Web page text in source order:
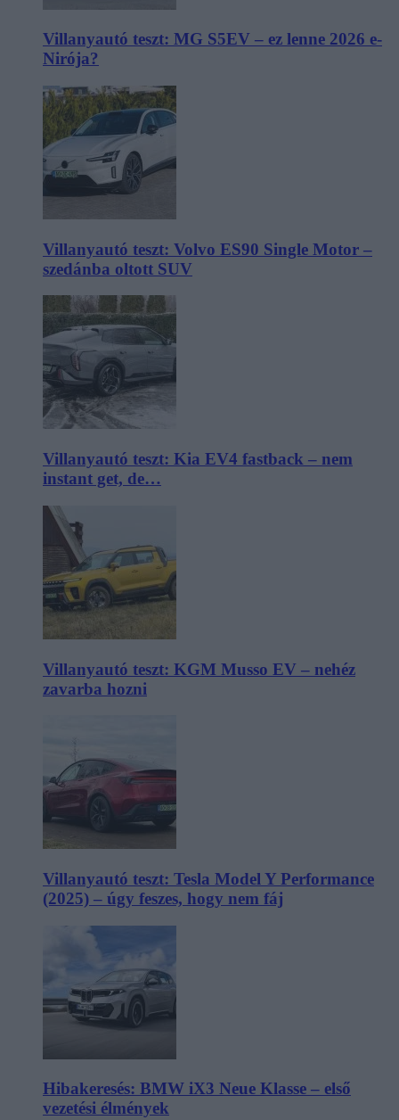
Villanyautó teszt: MG S5EV – ez lenne 2026 e-
Nirója?
Villanyautó teszt: Volvo ES90 Single Motor –
szedánba oltott SUV
Villanyautó teszt: Kia EV4 fastback – nem
instant get, de…
Villanyautó teszt: KGM Musso EV – nehéz
zavarba hozni
Villanyautó teszt: Tesla Model Y Performance
(2025) – úgy feszes, hogy nem fáj
Hibakeresés: BMW iX3 Neue Klasse – első
vezetési élmények